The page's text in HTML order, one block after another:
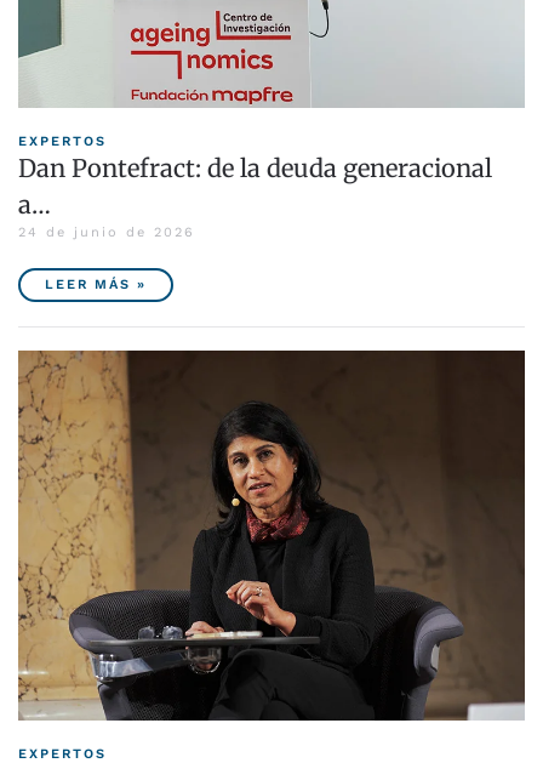
EXPERTOS
Dan Pontefract: de la deuda generacional
a…
24 de junio de 2026
LEER MÁS »
EXPERTOS